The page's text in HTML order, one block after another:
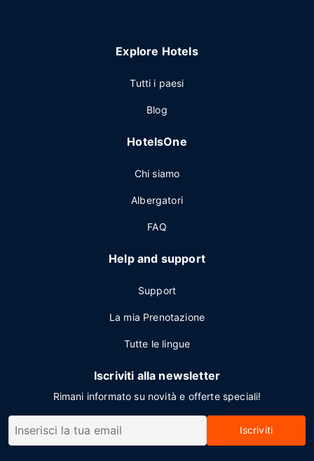
Explore Hotels
Tutti i paesi
Blog
HotelsOne
Chi siamo
Albergatori
FAQ
Help and support
Support
La mia Prenotazione
Tutte le lingue
Iscriviti alla newsletter
Rimani informato su novità e offerte speciali!
Iscriviti